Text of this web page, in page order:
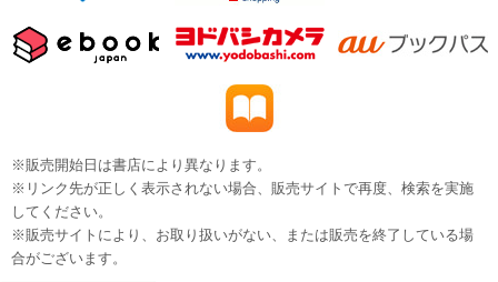
※販売開始日は書店により異なります。
※リンク先が正しく表示されない場合、販売サイトで再度、検索を実施
してください。
※販売サイトにより、お取り扱いがない、または販売を終了している場
合がございます。